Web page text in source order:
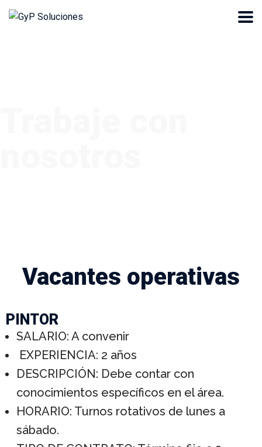
Vacantes operativas
PINTOR
SALARIO: A convenir
EXPERIENCIA: 2 años
DESCRIPCIÓN: Debe contar con
conocimientos específicos en el área.
HORARIO: Turnos rotativos de lunes a
sábado.